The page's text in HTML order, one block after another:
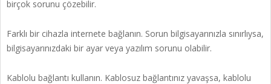
birçok sorunu çözebilir.
Farklı bir cihazla internete bağlanın. Sorun bilgisayarınızla sınırlıysa,
bilgisayarınızdaki bir ayar veya yazılım sorunu olabilir.
Kablolu bağlantı kullanın. Kablosuz bağlantınız yavaşsa, kablolu